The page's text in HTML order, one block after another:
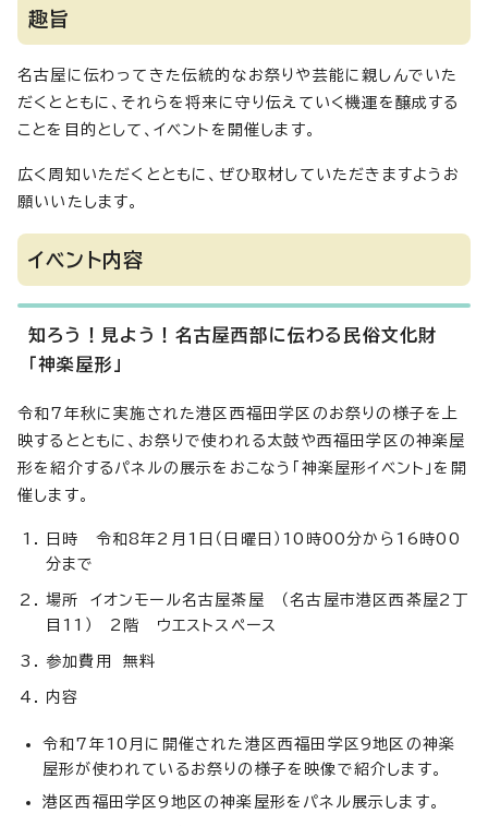
趣旨
名古屋に伝わってきた伝統的なお祭りや芸能に親しんでいた
だくとともに、それらを将来に守り伝えていく機運を醸成する
ことを目的として、イベントを開催します。
広く周知いただくとともに、ぜひ取材していただきますようお
願いいたします。
イベント内容
知ろう！見よう！名古屋西部に伝わる民俗文化財
「神楽屋形」
令和7年秋に実施された港区西福田学区のお祭りの様子を上
映するとともに、お祭りで使われる太鼓や西福田学区の神楽屋
形を紹介するパネルの展示をおこなう「神楽屋形イベント」を開
催します。
日時 令和8年2月1日（日曜日）10時00分から16時00
分まで
場所 イオンモール名古屋茶屋 （名古屋市港区西茶屋2丁
目11） 2階 ウエストスペース
参加費用 無料
内容
令和7年10月に開催された港区西福田学区9地区の神楽
屋形が使われているお祭りの様子を映像で紹介します。
港区西福田学区9地区の神楽屋形をパネル展示します。